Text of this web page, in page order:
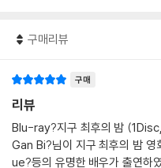
구매리뷰
구매
리뷰
Blu-ray?지구 최후의 밤
Gan Bi?님이 지구 최후의 밤
ue?등의 유명한 배우가 출연하